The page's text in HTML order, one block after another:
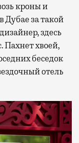
кроны и
Дубае за такой
здесь
Пахнет хвоей,
беседок
отель